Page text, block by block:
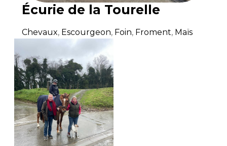
Écurie de la Tourelle
Chevaux, Escourgeon, Foin, Froment, Maïs